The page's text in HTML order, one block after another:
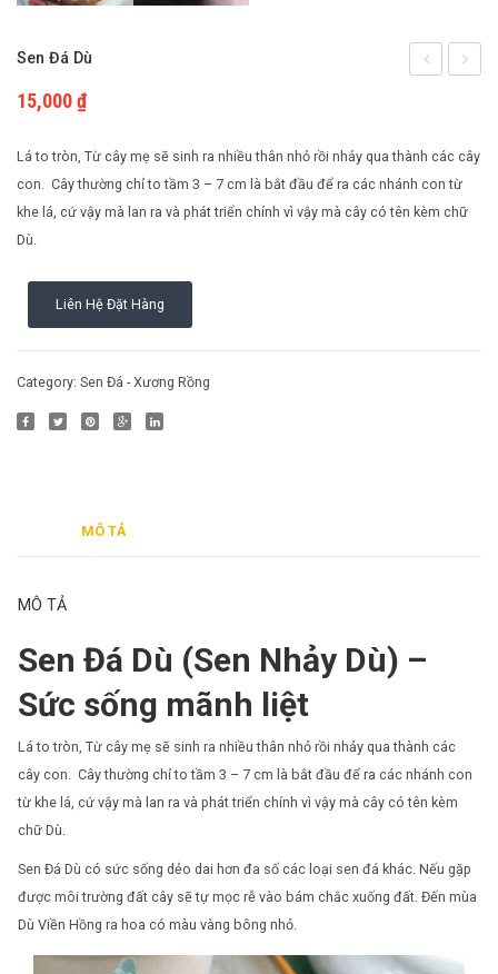
dượcguốc
Sen Đá Dù
15,000₫
Lá to tròn, Từ cây mẹ sẽ sinh ra nhiều thân nhỏ rồi nhảy qua thành các cây
con. Cây thường chỉ to tầm 3 – 7 cm là bắt đầu để ra các nhánh con từ
khe lá, cứ vậy mà lan ra và phát triển chính vì vậy mà cây có tên kèm chữ
Dù.
Liên Hệ Đặt Hàng
Category: Sen Đá - Xương Rồng
MÔ TẢ
MÔ TẢ
Sen Đá Dù (Sen Nhảy Dù) –
Sức sống mãnh liệt
Lá to tròn, Từ cây mẹ sẽ sinh ra nhiều thân nhỏ rồi nhảy qua thành các
cây con. Cây thường chỉ to tầm 3 – 7 cm là bắt đầu để ra các nhánh con
từ khe lá, cứ vậy mà lan ra và phát triển chính vì vậy mà cây có tên kèm
chữ Dù.
Sen Đá Dù có sức sống dẻo dai hơn đa số các loại sen đá khác. Nếu gặp
được môi trường đất cây sẽ tự mọc rễ vào bám chắc xuống đất. Đến mùa
Dù Viền Hồng ra hoa có màu vàng bông nhỏ.